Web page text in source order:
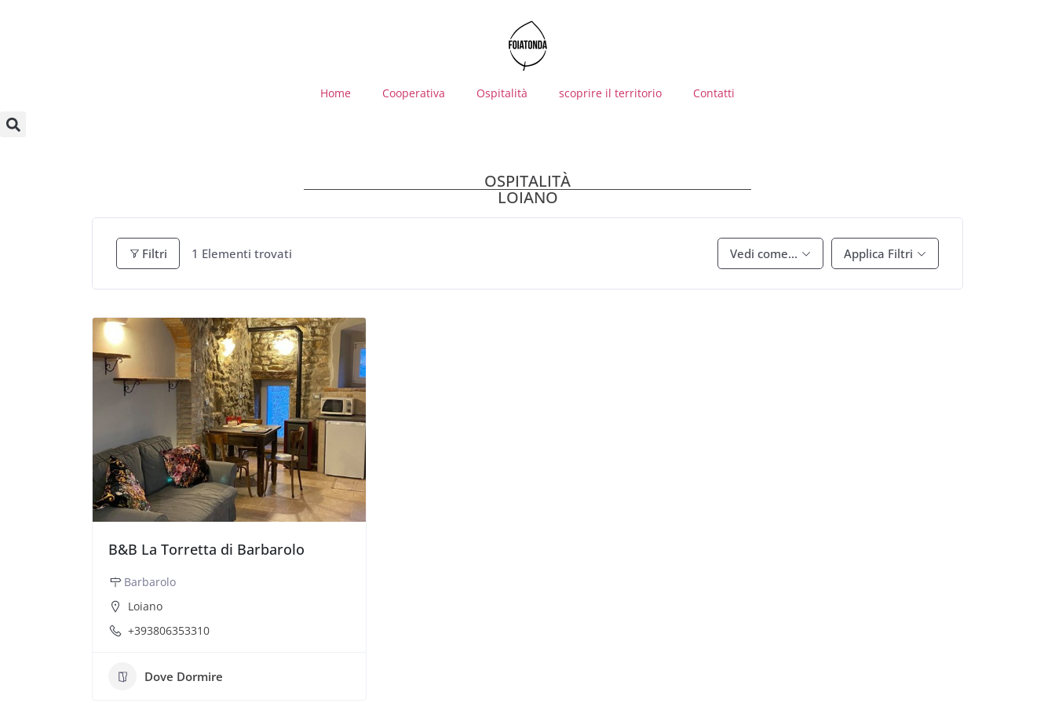
Home Cooperativa Ospitalità scoprire il territorio Contatti
OSPITALITÀ
LOIANO
Filtri 1 Elementi trovati Vedi come... Applica Filtri
B&B La Torretta di Barbarolo
Barbarolo
Loiano
+393806353310
Dove Dormire